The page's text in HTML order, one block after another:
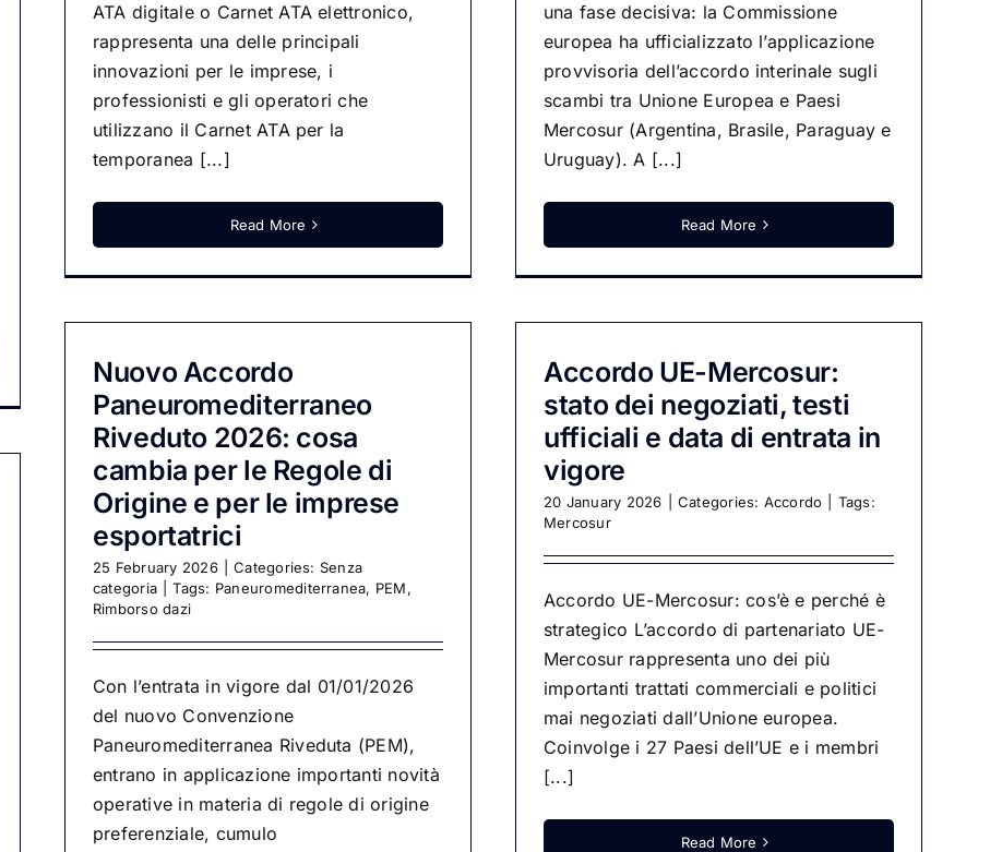
ATA digitale o Carnet ATA elettronico,
rappresenta una delle principali
innovazioni per le imprese, i
professionisti e gli operatori che
utilizzano il Carnet ATA per la
temporanea [...]
Read More
una fase decisiva: la Commissione
europea ha ufficializzato l’applicazione
provvisoria dell’accordo interinale sugli
scambi tra Unione Europea e Paesi
Mercosur (Argentina, Brasile, Paraguay e
Uruguay). A [...]
Read More
Nuovo Accordo
Paneuromediterraneo
Riveduto 2026: cosa
cambia per le Regole di
Origine e per le imprese
esportatrici
25 February 2026 Categories: Senza
categoria
Tags: Paneuromediterranea, PEM,
Rimborso dazi
Con l’entrata in vigore dal 01/01/2026
del nuovo Convenzione
Paneuromediterranea Riveduta (PEM),
entrano in applicazione importanti novità
operative in materia di regole di origine
preferenziale, cumulo
Accordo UE-Mercosur:
stato dei negoziati, testi
ufficiali e data di entrata in
vigore
20 January 2026 Categories: Accordo
Tags:
Mercosur
Accordo UE-Mercosur: cos’è e perché è
strategico L’accordo di partenariato UE-
Mercosur rappresenta uno dei più
importanti trattati commerciali e politici
mai negoziati dall’Unione europea.
Coinvolge i 27 Paesi dell’UE e i membri
[...]
Read More